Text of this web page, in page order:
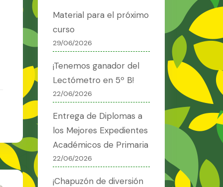
Material para el próximo
curso
29/06/2026
¡Tenemos ganador del
Lectómetro en 5º B!
22/06/2026
Entrega de Diplomas a
los Mejores Expedientes
Académicos de Primaria
22/06/2026
¡Chapuzón de diversión